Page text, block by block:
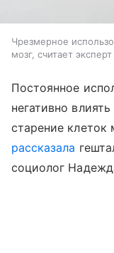
Чрезмерное
мозг, считает эксперт
Постоянное
негативно
старение клеток
рассказала
социолог